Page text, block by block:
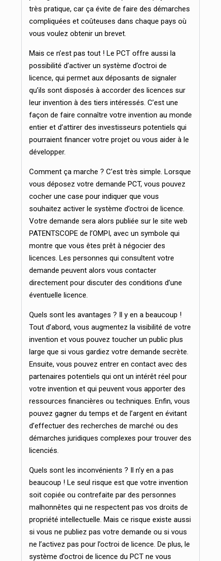
très pratique, car ça évite de faire des démarches
compliquées et coûteuses dans chaque pays où
vous voulez obtenir un brevet.
Mais ce n’est pas tout ! Le PCT offre aussi la
possibilité d’activer un système d’octroi de
licence, qui permet aux déposants de signaler
qu’ils sont disposés à accorder des licences sur
leur invention à des tiers intéressés. C’est une
façon de faire connaître votre invention au monde
entier et d’attirer des investisseurs potentiels qui
pourraient financer votre projet ou vous aider à le
développer.
Comment ça marche ? C’est très simple. Lorsque
vous déposez votre demande PCT, vous pouvez
cocher une case pour indiquer que vous
souhaitez activer le système d’octroi de licence.
Votre demande sera alors publiée sur le site web
PATENTSCOPE de l’OMPI, avec un symbole qui
montre que vous êtes prêt à négocier des
licences. Les personnes qui consultent votre
demande peuvent alors vous contacter
directement pour discuter des conditions d’une
éventuelle licence.
Quels sont les avantages ? Il y en a beaucoup !
Tout d’abord, vous augmentez la visibilité de votre
invention et vous pouvez toucher un public plus
large que si vous gardiez votre demande secrète.
Ensuite, vous pouvez entrer en contact avec des
partenaires potentiels qui ont un intérêt réel pour
votre invention et qui peuvent vous apporter des
ressources financières ou techniques. Enfin, vous
pouvez gagner du temps et de l’argent en évitant
d’effectuer des recherches de marché ou des
démarches juridiques complexes pour trouver des
licenciés.
Quels sont les inconvénients ? Il n’y en a pas
beaucoup ! Le seul risque est que votre invention
soit copiée ou contrefaite par des personnes
malhonnêtes qui ne respectent pas vos droits de
propriété intellectuelle. Mais ce risque existe aussi
si vous ne publiez pas votre demande ou si vous
ne l’activez pas pour l’octroi de licence. De plus, le
système d’octroi de licence du PCT ne vous